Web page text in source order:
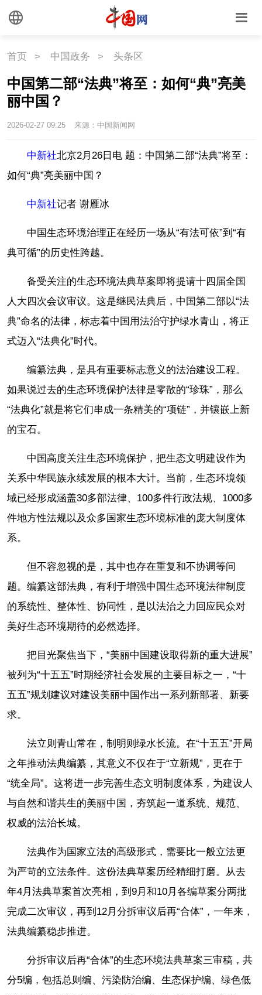
首页 > 中国政务 > 头条区
中国第二部“法典”将至：如何“典”亮美
丽中国？
2026-02-27 09:25 来源：中国新闻网
中新社北京2月26日电 题：中国第二部“法典”将至：
如何“典”亮美丽中国？
中新社记者 谢雁冰
中国生态环境治理正在经历一场从“有法可依”到“有
典可循”的历史性跨越。
备受关注的生态环境法典草案即将提请十四届全国
人大四次会议审议。这是继民法典后，中国第二部以“法
典”命名的法律，标志着中国用法治守护绿水青山，将正
式迈入“法典化”时代。
编纂法典，是具有重要标志意义的法治建设工程。
如果说过去的生态环境保护法律是零散的“珍珠”，那么
“法典化”就是将它们串成一条精美的“项链”，并镶嵌上新
的宝石。
中国高度关注生态环境保护，把生态文明建设作为
关系中华民族永续发展的根本大计。当前，生态环境领
域已经形成涵盖30多部法律、100多件行政法规、1000多
件地方性法规以及众多国家生态环境标准的庞大制度体
系。
但不容忽视的是，其中也存在重复和不协调等问
题。编纂这部法典，有利于增强中国生态环境法律制度
的系统性、整体性、协同性，是以法治之力回应民众对
美好生态环境期待的必然选择。
把目光聚焦当下，“美丽中国建设取得新的重大进展”
被列为“十五五”时期经济社会发展的主要目标之一，“十
五五”规划建议对建设美丽中国作出一系列新部署、新要
求。
法立则青山常在，制明则绿水长流。在“十五五”开局
之年推动法典编纂，其意义不仅在于“立新规”，更在于
“统全局”。这将进一步完善生态文明制度体系，为建设人
与自然和谐共生的美丽中国，夯筑起一道系统、规范、
权威的法治长城。
法典作为国家立法的高级形式，需要比一般立法更
为严苛的立法条件。这份法典草案历经精细打磨。从去
年4月法典草案首次亮相，到9月和10月各编草案分两批
完成二次审议，再到12月分拆审议后再“合体”，一年来，
法典编纂稳步推进。
分拆审议后再“合体”的生态环境法典草案三审稿，共
分5编，包括总则编、污染防治编、生态保护编、绿色低